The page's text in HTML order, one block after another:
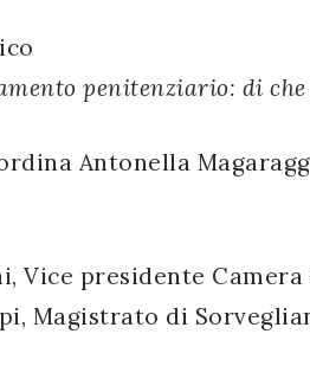
penitenziario: di
Antonella
Vice presidente Camera
Magistrato di